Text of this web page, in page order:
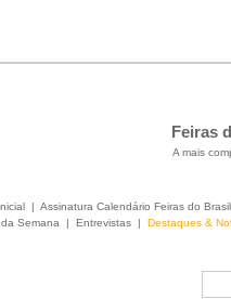
Feiras
A mais
| Assinatura Calendário Feiras do Brasil
Semana
| Entrevistas | Destaques &